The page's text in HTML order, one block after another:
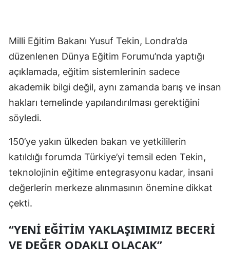
Milli Eğitim Bakanı Yusuf Tekin, Londra’da
düzenlenen Dünya Eğitim Forumu’nda yaptığı
açıklamada, eğitim sistemlerinin sadece
akademik bilgi değil, aynı zamanda barış ve insan
hakları temelinde yapılandırılması gerektiğini
söyledi.
150’ye yakın ülkeden bakan ve yetkililerin
katıldığı forumda Türkiye’yi temsil eden Tekin,
teknolojinin eğitime entegrasyonu kadar, insani
değerlerin merkeze alınmasının önemine dikkat
çekti.
“YENI EĞITIM YAKLAŞIMIMIZ BECERI
VE DEĞER ODAKLI OLACAK”